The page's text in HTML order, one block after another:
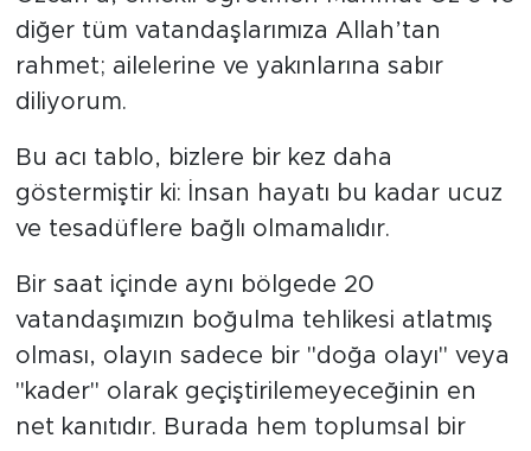
diğer tüm vatandaşlarımıza Allah’tan
rahmet; ailelerine ve yakınlarına sabır
diliyorum.
Bu acı tablo, bizlere bir kez daha
göstermiştir ki: İnsan hayatı bu kadar ucuz
ve tesadüflere bağlı olmamalıdır.
Bir saat içinde aynı bölgede 20
vatandaşımızın boğulma tehlikesi atlatmış
olması, olayın sadece bir "doğa olayı" veya
"kader" olarak geçiştirilemeyeceğinin en
net kanıtıdır. Burada hem toplumsal bir